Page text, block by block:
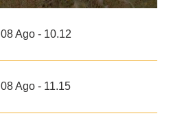
08 Ago - 10.12
08 Ago - 11.15